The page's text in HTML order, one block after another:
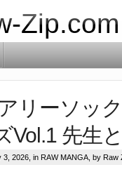
リーソッ
Vol.1 先生
3, 2026, in RAW MANGA , by Raw